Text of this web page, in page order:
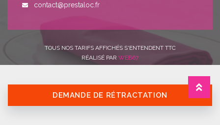
contact@prestaloc.fr
TOUS NOS TARIFS AFFICHÉS S'ENTENDENT TTC
RÉALISÉ PAR WEB67
DEMANDE DE RÉTRACTATION